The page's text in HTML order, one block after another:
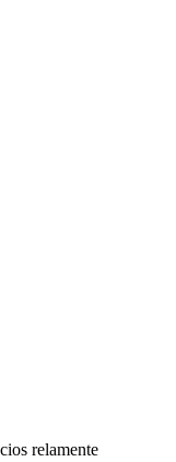
relamente